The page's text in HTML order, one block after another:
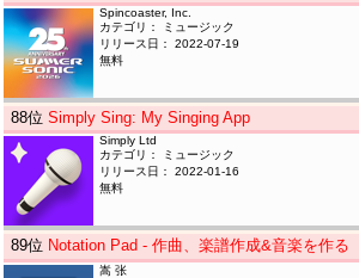
Spincoaster, Inc.
カテゴリ： ミュージック
リリース日： 2022-07-19
無料
88位Simply Sing: My Singing App
Simply Ltd
カテゴリ： ミュージック
リリース日： 2022-01-16
無料
89位 Notation Pad - 作曲、楽譜作成&音楽を作る
嵩 张